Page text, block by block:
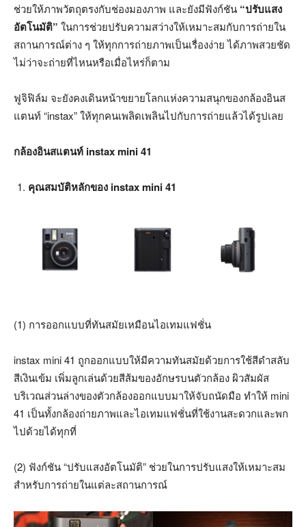
ช่วยให้ภาพวัตถุตรงกับช่องมองภาพ และยังมีฟังก์ชัน “ปรับแสง
อัตโนมัติ” ในการช่วยปรับความสว่างให้เหมาะสมกับการถ่ายใน
สถานการณ์ต่าง ๆ ให้ทุกการถ่ายภาพเป็นเรื่องง่าย ได้ภาพสวยชัด
ไม่ว่าจะถ่ายที่ไหนหรือเมื่อไหร่ก็ตาม
ฟูจิฟิล์ม จะยังคงเดินหน้าขยายโลกแห่งความสนุกของกล้องอินส
แตนท์ “instax” ให้ทุกคนเพลิดเพลินไปกับการถ่ายแล้วได้รูปเลย
กล้องอินสแตนท์ instax mini 41
คุณสมบัติหลักของ instax mini 41
(1) การออกแบบที่ทันสมัยเหมือนไอเทมแฟชั่น
instax mini 41 ถูกออกแบบให้มีความทันสมัยด้วยการใช้สีดำสลับ
สีเงินเข้ม เพิ่มลูกเล่นด้วยสีส้มของอักษรบนตัวกล้อง ผิวสัมผัส
บริเวณส่วนล่างของตัวกล้องออกแบบมาให้จับถนัดมือ ทำให้ mini
41 เป็นทั้งกล้องถ่ายภาพและไอเทมแฟชั่นที่ใช้งานสะดวกและพก
ไปด้วยได้ทุกที่
(2) ฟังก์ชัน “ปรับแสงอัตโนมัติ” ช่วยในการปรับแสงให้เหมาะสม
สำหรับการถ่ายในแต่ละสถานการณ์